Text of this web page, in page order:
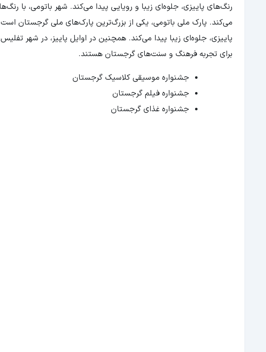
رنگ‌های پاییزی، جلوه‌ای زیبا و رویایی پیدا می‌کند. شهر باتومی، با
می‌کند. پارک ملی باتومی، یکی از بزرگ‌ترین پارک‌های ملی گرجستان است.
پاییزی، جلوه‌ای زیبا پیدا می‌کند. همچنین در اوایل پاییز، در شهر
برای تجربه فرهنگ و سنت‌های گرجستان هستند.
جشنواره موسیقی کلاسیک گرجستان
جشنواره فیلم گرجستان
جشنواره غذای گرجستان